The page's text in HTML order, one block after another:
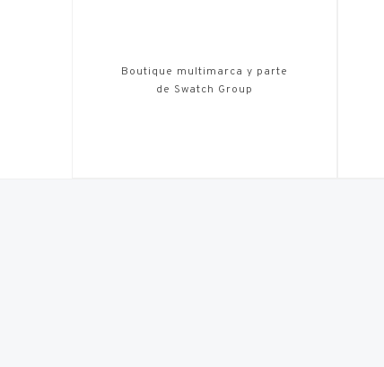
Boutique multimarca y parte
de Swatch Group